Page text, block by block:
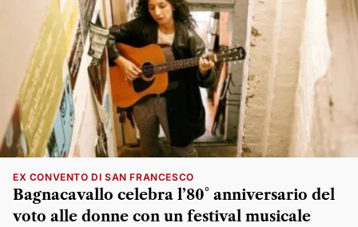
EX CONVENTO DI SAN FRANCESCO
Bagnacavallo celebra l’80° anniversario del
voto alle donne con un festival musicale